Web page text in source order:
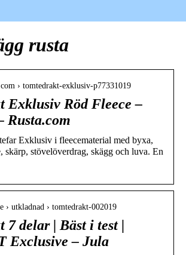
rusta
› tomtedrakt-exklusiv-p77331019
Exklusiv Röd Fleece –
Rusta.com
Exklusiv i fleecematerial med byxa,
skärp, stövelöverdrag, skägg och luva. En
› utkladnad › tomtedrakt-002019
7 delar | Bäst i test |
Exclusive – Jula